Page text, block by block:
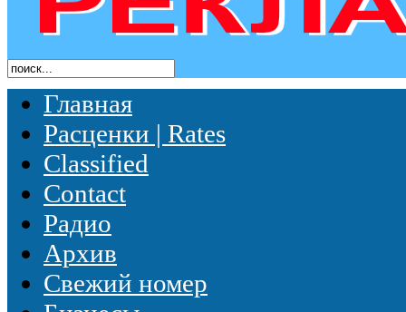
Главная
Расценки | Rates
Classified
Contact
Радио
Архив
Свежий номер